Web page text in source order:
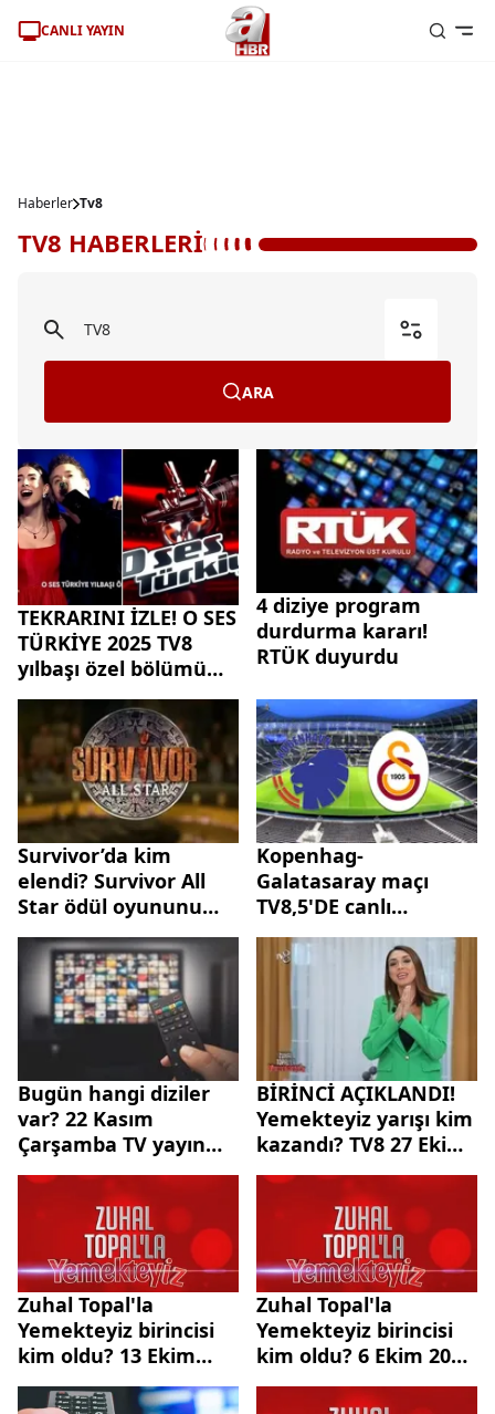
CANLI YAYIN
Haberler Tv8
TV8 HABERLERİ
ARA
TEKRARINI İZLE! O SES
TÜRKİYE 2025 TV8
yılbaşı özel bölümü
full HD, donmadan,
tamamını seyret!
4 diziye program
durdurma kararı!
RTÜK duyurdu
Survivor’da kim
elendi? Survivor All
Star ödül oyununu
kim kazandı, adaya
kim veda etti?
Kopenhag-
Galatasaray maçı
TV8,5'DE canlı
izlenecek mi? İşte
Kopenhag-
karşılaşmasının canlı
yayınlanacağı
kanallar….
Bugün hangi diziler
var? 22 Kasım
Çarşamba TV yayın
akışı! ATV Kuruluş
Osman, TV8
MasterChef Türkiye,
TRT 1...
BİRİNCİ AÇIKLANDI!
Yemekteyiz yarışı kim
kazandı? TV8 27 Ekim
2023 Zuhal Topal'la
Yemekteyiz puan
durumu! 75 bin TL
para ödülünü kimler
kazandı?
Zuhal Topal'la
Yemekteyiz birincisi
kim oldu? 13 Ekim
2023 Zuhal Topal'la
Yemekteyiz bu hafta
Zuhal Topal'la
Yemekteyiz birincisi
kim oldu? 6 Ekim 2023
Zuhal Topal'la
Yemekteyiz bu hafta